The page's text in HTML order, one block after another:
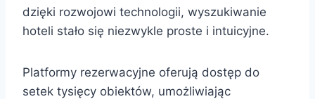
dzięki rozwojowi technologii, wyszukiwanie
hoteli stało się niezwykle proste i intuicyjne.
Platformy rezerwacyjne oferują dostęp do
setek tysięcy obiektów, umożliwiając